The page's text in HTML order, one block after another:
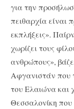
για την
πειθαρχία είναι
εκπλήξεις».
χωρίζει τους
ανθρώπους»,
Αφγανιστάν που
του Ελαιώνα και
Θεσσαλονίκη που